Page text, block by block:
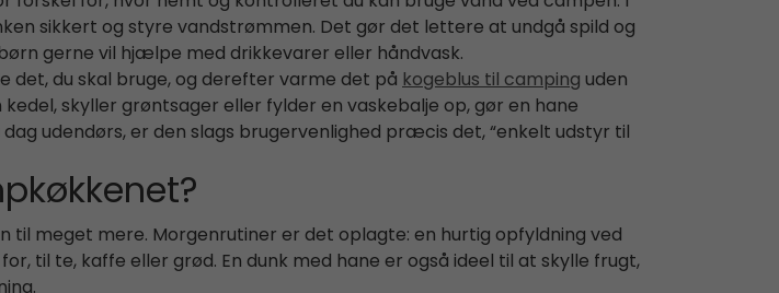
sikkert og styre vandstrømmen. Det gør det lettere at undgå spild og
gerne vil hjælpe med drikkevarer eller håndvask.
det, du skal bruge, og derefter varme det påkogeblus til campinguden
skyller grøntsager eller fylder en vaskebalje op, gør en hane
udendørs, er den slags brugervenlighed præcis det, “enkelt udstyr til
til meget mere. Morgenrutiner er det oplagte: en hurtig opfyldning ved
til te, kaffe eller grød. En dunk med hane er også ideel til at skylle frugt,